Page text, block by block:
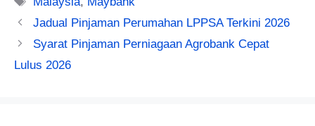
Jadual Pinjaman Perumahan LPPSA Terkini 2026
Syarat Pinjaman Perniagaan Agrobank Cepat
Lulus 2026